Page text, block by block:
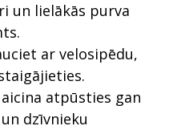
un lielākās purva
ar velosipēdu,
atpūsties gan
dzīvnieku